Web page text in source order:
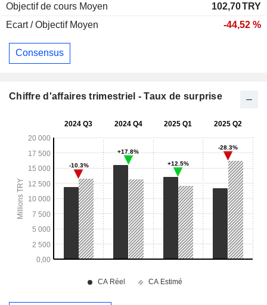
Objectif de cours Moyen
102,70TRY
Ecart / Objectif Moyen
-44,52 %
Consensus
Chiffre d'affaires trimestriel - Taux de surprise